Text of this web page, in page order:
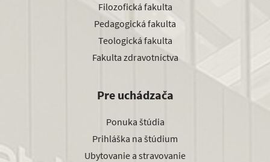
Filozofická fakulta
Pedagogická fakulta
Teologická fakulta
Fakulta zdravotníctva
Pre uchádzača
Ponuka štúdia
Prihláška na štúdium
Ubytovanie a stravovanie